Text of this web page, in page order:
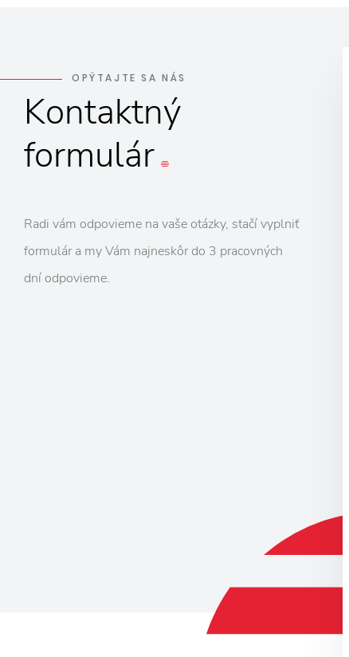
OPÝTAJTE SA NÁS
Kontaktný
formulár
Radi vám odpovieme na vaše otázky, stačí vyplniť
formulár a my Vám najneskôr do 3 pracovných
dní odpovieme.